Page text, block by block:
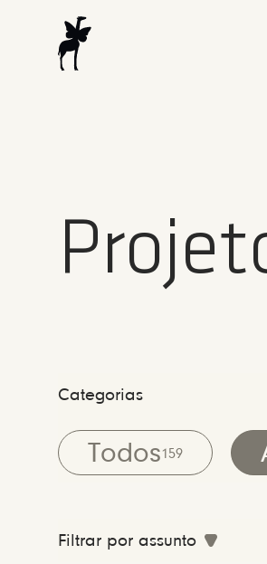
Categorias
Todos159
Filtrar por assunto